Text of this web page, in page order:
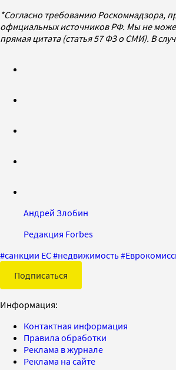
*Согласно требованию Роскомнадзора,
официальных источников РФ. Мы не
прямая цитата (статья 57 ФЗ о СМИ). В
Андрей Злобин
Редакция Forbes
#санкции ЕС#недвижимость#
Подписаться
Информация:
Контактная информация
Правила обработки
Реклама в журнале
Реклама на сайте